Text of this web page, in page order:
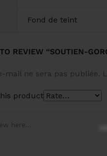
Fond de teint
REVIEW “SOUTIEN-
mail ne sera pas publiée.
product